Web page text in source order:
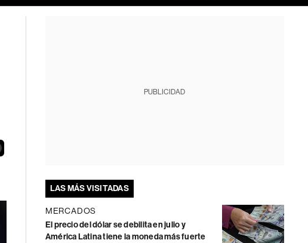
PUBLICIDAD
LAS MÁS VISITADAS
MERCADOS
El precio del dólar se debilita en julio y
América Latina tiene la moneda más fuerte